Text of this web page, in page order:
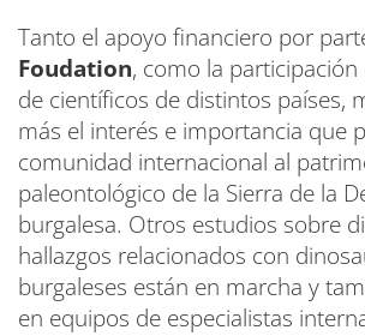
Tanto el apoyo financiero por
Foudation, como la
de científicos de distintos países,
más el interés e importancia que
comunidad internacional al
paleontológico de la Sierra de la
burgalesa. Otros estudios sobre
hallazgos relacionados con
burgaleses están en marcha y
en equipos de especialistas